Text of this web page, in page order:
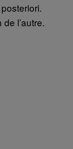
l’autre.